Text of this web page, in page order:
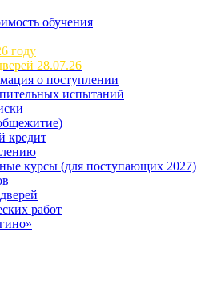
обучения
году
28.07.26
о поступлении
испытаний
кредит
курсы (для поступающих 2027)
работ